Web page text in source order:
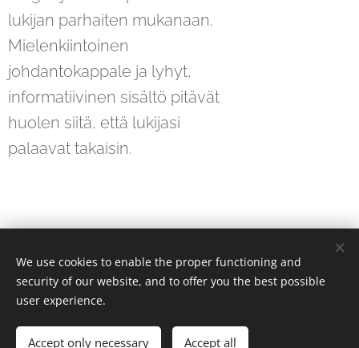
lukijan parhaiten mukanaan.
Mielenkiintoinen
johdantokappale ja lyhyt,
informatiivinen sisältö pitävät
huolen siitä, että lukijasi
palaavat takaisin.
Cheryllis | All rights reserved 2026
Languages
We use cookies to enable the proper functioning and
security of our website, and to offer you the best possible
user experience.
Accept only necessary Accept all